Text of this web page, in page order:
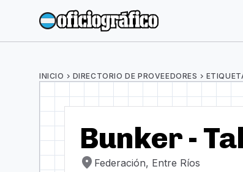
INICIO chevron_right DIRECTORIO DE PROVEEDORES chevron_right
Bunker -
location_on Federación, Entre Ríos